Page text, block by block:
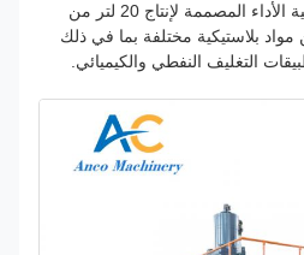
آلة صناعة الصب التلقائية عالية الأداء المصممة لإنتاج 20 لتر من
بلاستيكية مختلفة بما في ذلك